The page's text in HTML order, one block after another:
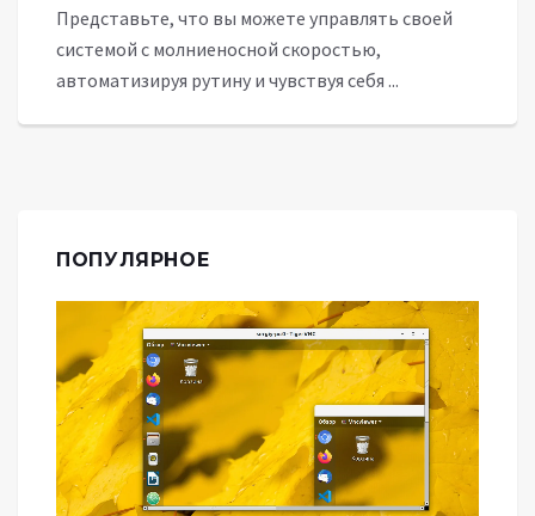
Представьте, что вы можете управлять своей
системой с молниеносной скоростью,
автоматизируя рутину и чувствуя себя ...
ПОПУЛЯРНОЕ